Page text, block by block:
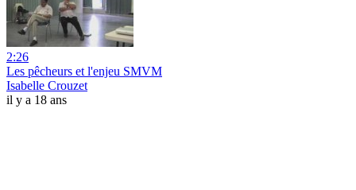
2:26
Les pêcheurs et l'enjeu SMVM
Isabelle Crouzet
il y a 18 ans